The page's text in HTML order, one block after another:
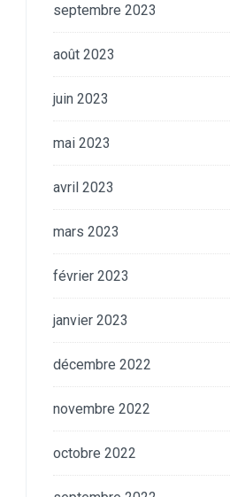
septembre 2023
août 2023
juin 2023
mai 2023
avril 2023
mars 2023
février 2023
janvier 2023
décembre 2022
novembre 2022
octobre 2022